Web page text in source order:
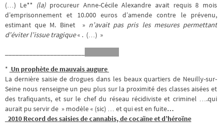
(…) Le** (la)procureur Anne-Cécile Alexandre avait requis 8 mois
d’emprisonnement et 10.000 euros d’amende contre le prévenu,
estimant que M. Binet » n’avait pas pris les mesures permettant
d’éviter l’issue tragique« . (…) »
* Un prophète de mauvais augure
La dernière saisie de drogues dans les beaux quartiers de Neuilly-sur-
Seine nous renseigne un peu plus sur la proximité des classes aisées et
des trafiquants, et sur le chef du réseau récidiviste et criminel ….qui
aurait pu servir de » modèle « (sic) … et qui est en fuite…
2010 Record des saisies de cannabis, de cocaïne et d’héroïne